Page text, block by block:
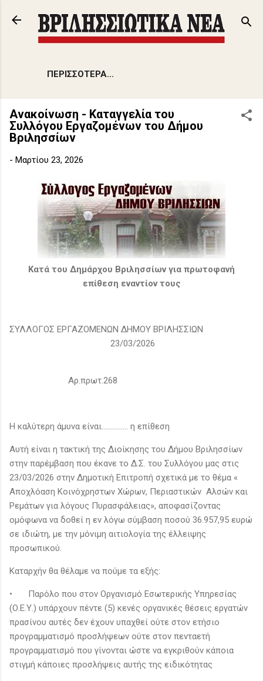
Μετάβαση στο κύριο περιεχόμενο
ΠΕΡΙΣΣΌΤΕΡΑ…
Ανακοίνωση - Καταγγελία του
Συλλόγου Εργαζομένων του Δήμου
Βριλησσίων
- Μαρτίου 23, 2026
Κατά του Δημάρχου Βριλησσίων για πρωτοφανή
επίθεση εναντίον τους
ΣΥΛΛΟΓΟΣ ΕΡΓΑΖΟΜΕΝΩΝ ΔΗΜΟΥ ΒΡΙΛΗΣΣΙΩΝ
23/03/2026
Αρ.πρωτ.268
Η καλύτερη άμυνα είναι…………… η επίθεση
Αυτή είναι η τακτική της Διοίκησης του Δήμου Βριλησσίων
στην παρέμβαση που έκανε το Δ.Σ. του Συλλόγου μας στις
23/03/2026 στην Δημοτική Επιτροπή σχετικά με το θέμα «
Αποχλόαση Κοινόχρηστων Χώρων, Περιαστικών Αλσών και
Ρεμάτων για λόγους Πυρασφάλειας», αποφασίζοντας
ομόφωνα να δοθεί η εν λόγω σύμβαση ποσού 36.957,95 ευρώ
σε ιδιώτη, με την μόνιμη αιτιολογία της έλλειψης
προσωπικού.
Καταρχήν θα θέλαμε να πούμε τα εξής:
•
Παρόλο που στον Οργανισμό Εσωτερικής Υπηρεσίας
(Ο.Ε.Υ.) υπάρχουν πέντε (5) κενές οργανικές θέσεις εργατών
πρασίνου αυτές δεν έχουν υπαχθεί ούτε στον ετήσιο
προγραμματισμό προσλήψεων ούτε στον πενταετή
προγραμματισμό που γίνονται ώστε να εγκριθούν κάποια
στιγμή κάποιες προσλήψεις αυτής της ειδικότητας